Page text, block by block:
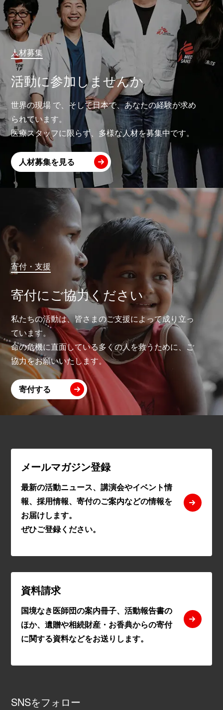
人材募集
活動に参加しませんか
世界の現場 で、そして日本で、あなたの経験が求め
られています。
医療スタッフに限らず、多様な人材を募集中です。
人材募集を見る
寄付・支援
寄付にご協力ください
私たちの活動は、皆さまのご支援によって成り立っ
ています。
命の危機に直面している多くの人を救うために、ご
協力をお願いいたします。
寄付する
メールマガジン登録
最新の活動ニュース、講演会やイベント情
報、採用情報、寄付のご案内などの情報を
お届けします。
ぜひご登録ください。
資料請求
国境なき医師団の案内冊子、活動報告書の
ほか、遺贈や相続財産・お香典からの寄付
に関する資料などをお送りします。
SNSをフォロー